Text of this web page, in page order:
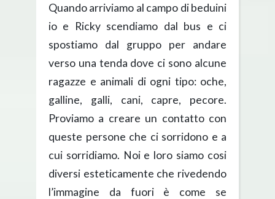
Quando arriviamo al campo di beduini
io e Ricky scendiamo dal bus e ci
spostiamo dal gruppo per andare
verso una tenda dove ci sono alcune
ragazze e animali di ogni tipo: oche,
galline, galli, cani, capre, pecore.
Proviamo a creare un contatto con
queste persone che ci sorridono e a
cui sorridiamo. Noi e loro siamo cosi
diversi esteticamente che rivedendo
l’immagine da fuori è come se